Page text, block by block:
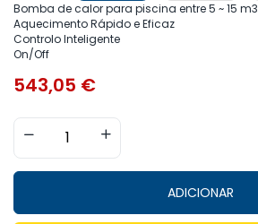
Bomba de calor para piscina entre 5 ~ 15 m3
Aquecimento Rápido e Eficaz
Controlo Inteligente
On/Off
543,05 €
ADICIONAR